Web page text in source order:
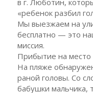
«ребенок разбил
Мы выезжаем на
бесплатно — это
миссия.
Прибытие на место
На пляже
раной головы. Со
бабушки мальчика,